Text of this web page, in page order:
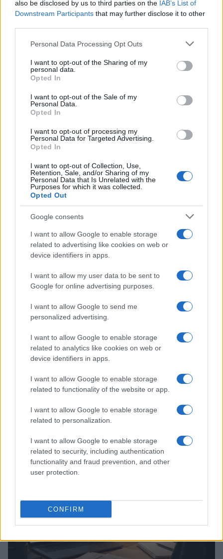
also be disclosed by us to third parties on the IAB’s List of
Downstream Participants that may further disclose it to other
Please note that this website/app uses one or more Google
not limited to your visit or usage behaviour. You may click to
grant or deny consent to Google and its third-party tags to
use your data for below specified purposes in below Google
consent section.
Personal Data Processing Opt Outs
I want to opt-out of the Sharing of my
personal data.
Opted In
I want to opt-out of the Sale of my
Personal Data.
Opted In
I want to opt-out of processing my
Personal Data for Targeted Advertising.
Opted In
I want to opt-out of Collection, Use,
Retention, Sale, and/or Sharing of my
Personal Data that Is Unrelated with the
Purposes for which it was collected.
Opted Out
Google consents
I want to allow Google to enable storage
related to advertising like cookies on web or
device identifiers in apps.
I want to allow my user data to be sent to
Google for online advertising purposes.
I want to allow Google to send me
personalized advertising.
I want to allow Google to enable storage
related to analytics like cookies on web or
device identifiers in apps.
I want to allow Google to enable storage
related to functionality of the website or app.
I want to allow Google to enable storage
related to personalization.
I want to allow Google to enable storage
related to security, including authentication
functionality and fraud prevention, and other
user protection.
CONFIRM
aspectos cruciais para os trabalhadores. Conhecer os
você tenha uma visão clara de sua indenização por
demissão. É importante manter-se atualizado sobre as
mudanças que podem afetar a indenização por demissão e
as regulamentações relacionadas
AUTOR
Giorgia Stromeo
Continue lendo